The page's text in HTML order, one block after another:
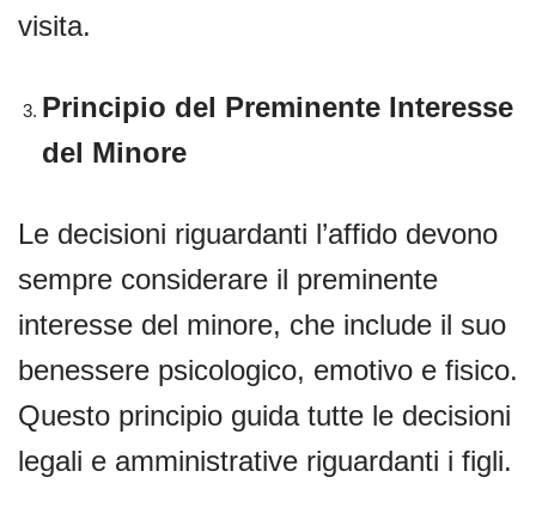
visita.
Principio del Preminente Interesse
del Minore
Le decisioni riguardanti l’affido devono
sempre considerare il preminente
interesse del minore, che include il suo
benessere psicologico, emotivo e fisico.
Questo principio guida tutte le decisioni
legali e amministrative riguardanti i figli.